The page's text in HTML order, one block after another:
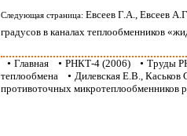
Следующая страница: Евсеев Г.А., Евсеев
градусов в каналах теплообменников
• Главная • РНКТ-4 (2006) • Труды
теплообмена • Дилевская Е.В.,
противоточных микротеплообменников